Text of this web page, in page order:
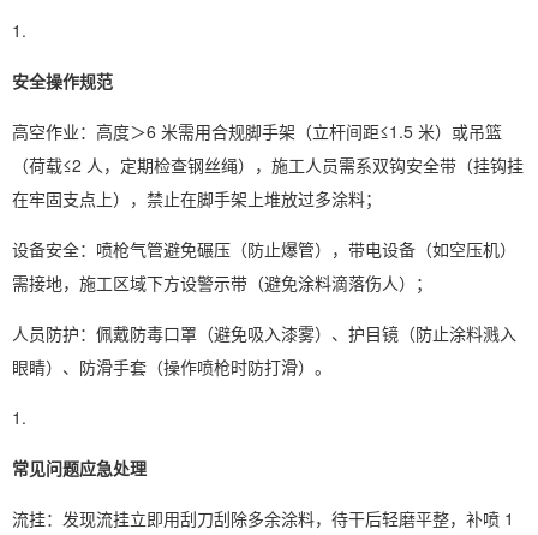
安全操作规范
高空作业：高度＞6 米需用合规脚手架（立杆间距≤1.5 米）或吊篮
（荷载≤2 人，定期检查钢丝绳），施工人员需系双钩安全带（挂钩挂
在牢固支点上），禁止在脚手架上堆放过多涂料；
设备安全：喷枪气管避免碾压（防止爆管），带电设备（如空压机）
需接地，施工区域下方设警示带（避免涂料滴落伤人）；
人员防护：佩戴防毒口罩（避免吸入漆雾）、护目镜（防止涂料溅入
眼睛）、防滑手套（操作喷枪时防打滑）。
常见问题应急处理
流挂：发现流挂立即用刮刀刮除多余涂料，待干后轻磨平整，补喷 1